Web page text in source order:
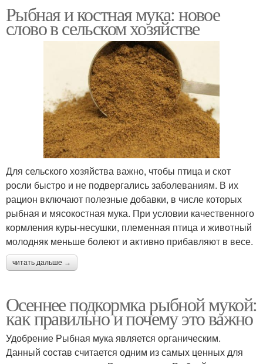
Рыбная и костная мука: новое
слово в сельском хозяйстве
Для сельского хозяйства важно, чтобы птица и скот
росли быстро и не подвергались заболеваниям. В их
рацион включают полезные добавки, в числе которых
рыбная и мясокостная мука. При условии качественного
кормления куры-несушки, племенная птица и животный
молодняк меньше болеют и активно прибавляют в весе.
читать дальше →
Осеннее подкормка рыбной мукой:
как правильно и почему это важно
Удобрение Рыбная мука является органическим.
Данный состав считается одним из самых ценных для